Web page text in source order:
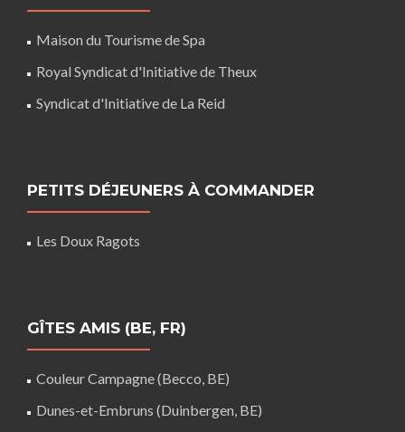
Maison du Tourisme de Spa
Royal Syndicat d'Initiative de Theux
Syndicat d'Initiative de La Reid
PETITS DÉJEUNERS À COMMANDER
Les Doux Ragots
GÎTES AMIS (BE, FR)
Couleur Campagne (Becco, BE)
Dunes-et-Embruns (Duinbergen, BE)